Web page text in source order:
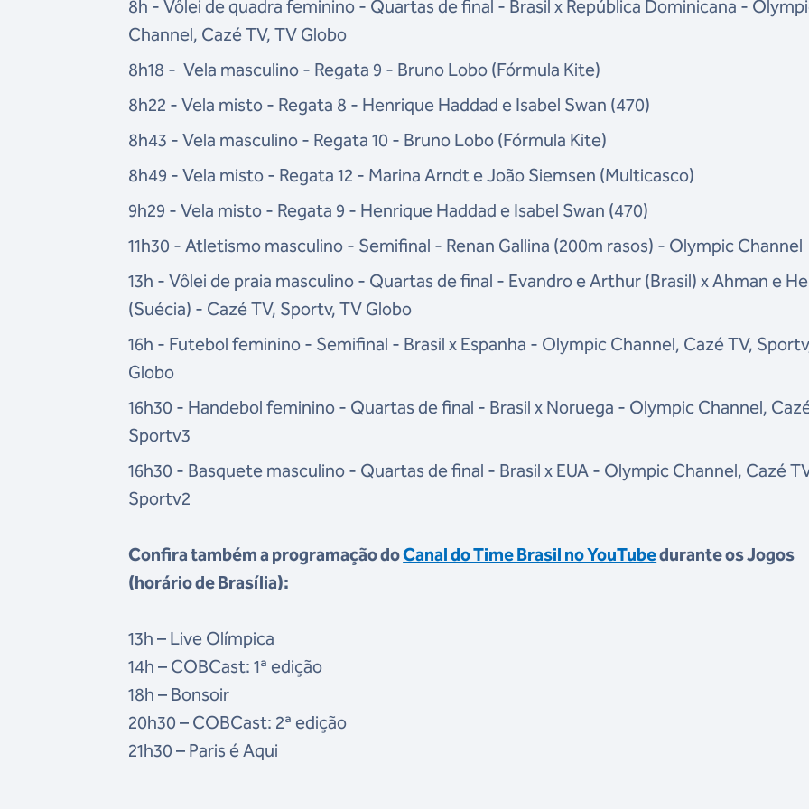
8h - Vôlei de quadra feminino - Quartas de final - Brasil x República Dominicana -
Channel, Cazé TV, TV Globo
8h18 - Vela masculino - Regata 9 - Bruno Lobo (Fórmula Kite)
8h22 - Vela misto - Regata 8 - Henrique Haddad e Isabel Swan (470)
8h43 - Vela masculino - Regata 10 - Bruno Lobo (Fórmula Kite)
8h49 - Vela misto - Regata 12 - Marina Arndt e João Siemsen (Multicasco)
9h29 - Vela misto - Regata 9 - Henrique Haddad e Isabel Swan (470)
11h30 - Atletismo masculino - Semifinal - Renan Gallina (200m rasos) - Olympic Channel
13h - Vôlei de praia masculino - Quartas de final - Evandro e Arthur (Brasil) x Ahman e
(Suécia) - Cazé TV, Sportv, TV Globo
16h - Futebol feminino - Semifinal - Brasil x Espanha - Olympic Channel, Cazé TV,
Globo
16h30 - Handebol feminino - Quartas de final - Brasil x Noruega - Olympic Channel,
Sportv3
16h30 - Basquete masculino - Quartas de final - Brasil x EUA - Olympic Channel, Cazé
Sportv2
Confira também a programação doCanal do Time Brasil no YouTubedurante os Jogos
(horário de Brasília):
13h – Live Olímpica
14h – COBCast: 1ª edição
18h – Bonsoir
20h30 – COBCast: 2ª edição
21h30 – Paris é Aqui